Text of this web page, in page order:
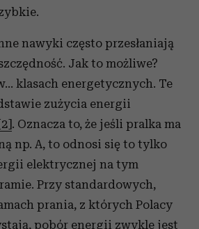
nawyki często przesłaniają
Jak to możliwe?
klasach energetycznych. Te
zużycia energii
. Oznacza to, że jeśli pralka ma
np. A, to odnosi się to tylko
elektrycznej na tym
Przy standardowych,
prania, z których Polacy
pobór energii zwykle jest